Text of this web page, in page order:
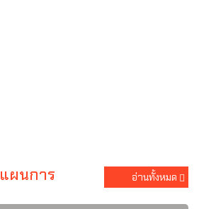
แผนการ
อ่านทั้งหมด